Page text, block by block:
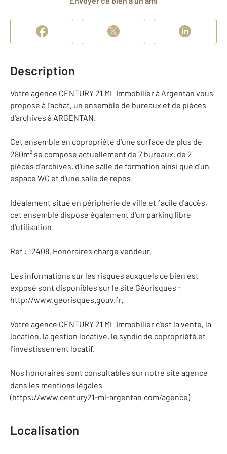
Description
Votre agence CENTURY 21 ML Immobilier à Argentan vous
propose à l'achat, un ensemble de bureaux et de pièces
d'archives à ARGENTAN.
Cet ensemble en copropriété d'une surface de plus de
280m² se compose actuellement de 7 bureaux, de 2
pièces d'archives, d'une salle de formation ainsi que d'un
espace WC et d'une salle de repos.
Idéalement situé en périphérie de ville et facile d'accès,
cet ensemble dispose également d'un parking libre
d'utilisation.
Ref : 12408. Honoraires charge vendeur.
Les informations sur les risques auxquels ce bien est
exposé sont disponibles sur le site Géorisques :
http://www.georisques.gouv.fr.
Votre agence CENTURY 21 ML Immobilier c'est la vente, la
location, la gestion locative, le syndic de copropriété et
l'investissement locatif.
Nos honoraires sont consultables sur notre site agence
dans les mentions légales
(https://www.century21-ml-argentan.com/agence)
Localisation